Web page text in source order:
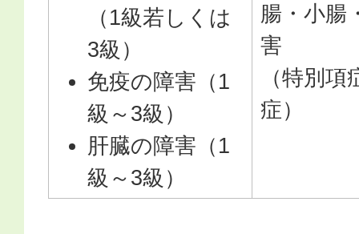
（1級若しくは
3級）
免疫の障害（1
級～3級）
肝臓の障害（1
級～3級）
腸・小腸
害
（特別
症）